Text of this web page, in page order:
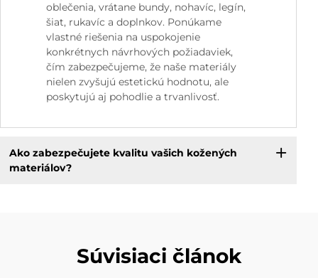
oblečenia, vrátane bundy, nohavíc, legín,
šiat, rukavíc a doplnkov. Ponúkame
vlastné riešenia na uspokojenie
konkrétnych návrhových požiadaviek,
čím zabezpečujeme, že naše materiály
nielen zvyšujú estetickú hodnotu, ale
poskytujú aj pohodlie a trvanlivosť.
Ako zabezpečujete kvalitu vašich kožených
materiálov?
Súvisiaci článok